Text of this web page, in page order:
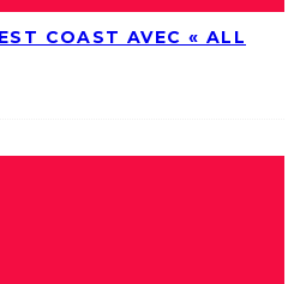
COAST AVEC « ALL